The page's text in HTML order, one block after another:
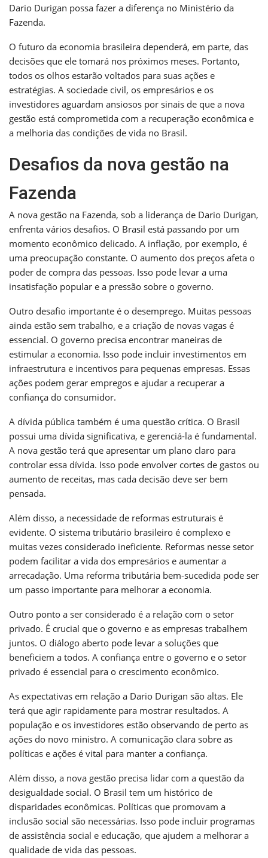
Dario Durigan possa fazer a diferença no Ministério da
Fazenda.
O futuro da economia brasileira dependerá, em parte, das
decisões que ele tomará nos próximos meses. Portanto,
todos os olhos estarão voltados para suas ações e
estratégias. A sociedade civil, os empresários e os
investidores aguardam ansiosos por sinais de que a nova
gestão está comprometida com a recuperação econômica e
a melhoria das condições de vida no Brasil.
Desafios da nova gestão na
Fazenda
A nova gestão na Fazenda, sob a liderança de Dario Durigan,
enfrenta vários desafios. O Brasil está passando por um
momento econômico delicado. A inflação, por exemplo, é
uma preocupação constante. O aumento dos preços afeta o
poder de compra das pessoas. Isso pode levar a uma
insatisfação popular e a pressão sobre o governo.
Outro desafio importante é o desemprego. Muitas pessoas
ainda estão sem trabalho, e a criação de novas vagas é
essencial. O governo precisa encontrar maneiras de
estimular a economia. Isso pode incluir investimentos em
infraestrutura e incentivos para pequenas empresas. Essas
ações podem gerar empregos e ajudar a recuperar a
confiança do consumidor.
A dívida pública também é uma questão crítica. O Brasil
possui uma dívida significativa, e gerenciá-la é fundamental.
A nova gestão terá que apresentar um plano claro para
controlar essa dívida. Isso pode envolver cortes de gastos ou
aumento de receitas, mas cada decisão deve ser bem
pensada.
Além disso, a necessidade de reformas estruturais é
evidente. O sistema tributário brasileiro é complexo e
muitas vezes considerado ineficiente. Reformas nesse setor
podem facilitar a vida dos empresários e aumentar a
arrecadação. Uma reforma tributária bem-sucedida pode ser
um passo importante para melhorar a economia.
Outro ponto a ser considerado é a relação com o setor
privado. É crucial que o governo e as empresas trabalhem
juntos. O diálogo aberto pode levar a soluções que
beneficiem a todos. A confiança entre o governo e o setor
privado é essencial para o crescimento econômico.
As expectativas em relação a Dario Durigan são altas. Ele
terá que agir rapidamente para mostrar resultados. A
população e os investidores estão observando de perto as
ações do novo ministro. A comunicação clara sobre as
políticas e ações é vital para manter a confiança.
Além disso, a nova gestão precisa lidar com a questão da
desigualdade social. O Brasil tem um histórico de
disparidades econômicas. Políticas que promovam a
inclusão social são necessárias. Isso pode incluir programas
de assistência social e educação, que ajudem a melhorar a
qualidade de vida das pessoas.